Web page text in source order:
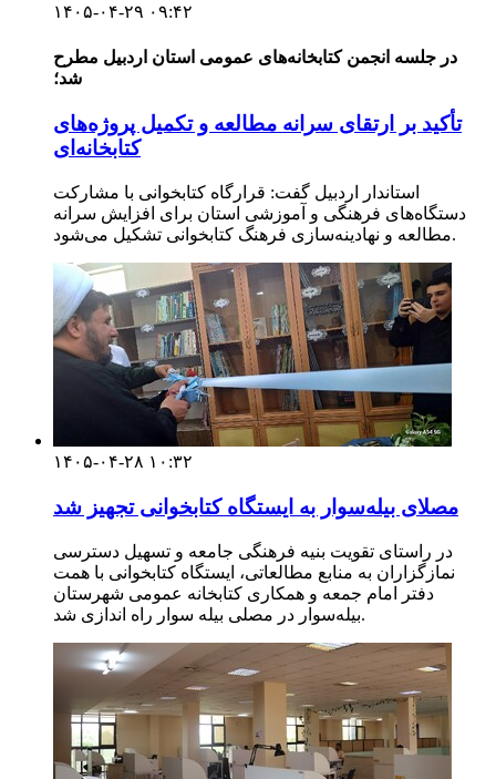
۱۴۰۵-۰۴-۲۹ ۰۹:۴۲
در جلسه انجمن کتابخانه‌های عمومی استان اردبیل مطرح
شد؛
تأکید بر ارتقای سرانه مطالعه و تکمیل پروژه‌های
کتابخانه‌ای
استاندار اردبیل گفت: قرارگاه کتابخوانی با مشارکت
دستگاه‌های فرهنگی و آموزشی استان برای افزایش سرانه
مطالعه و نهادینه‌سازی فرهنگ کتابخوانی تشکیل می‌شود.
۱۴۰۵-۰۴-۲۸ ۱۰:۳۲
مصلای بیله‌سوار به ایستگاه کتابخوانی تجهیز شد
در راستای تقویت بنیه فرهنگی جامعه و تسهیل دسترسی
نمازگزاران به منابع مطالعاتی، ایستگاه کتابخوانی با همت
دفتر امام جمعه و همکاری کتابخانه عمومی شهرستان
بیله‌سوار در مصلی بیله سوار راه اندازی شد.